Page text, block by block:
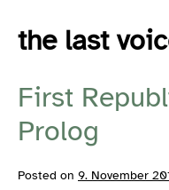
the last
First
Prolog
Posted on 9. November